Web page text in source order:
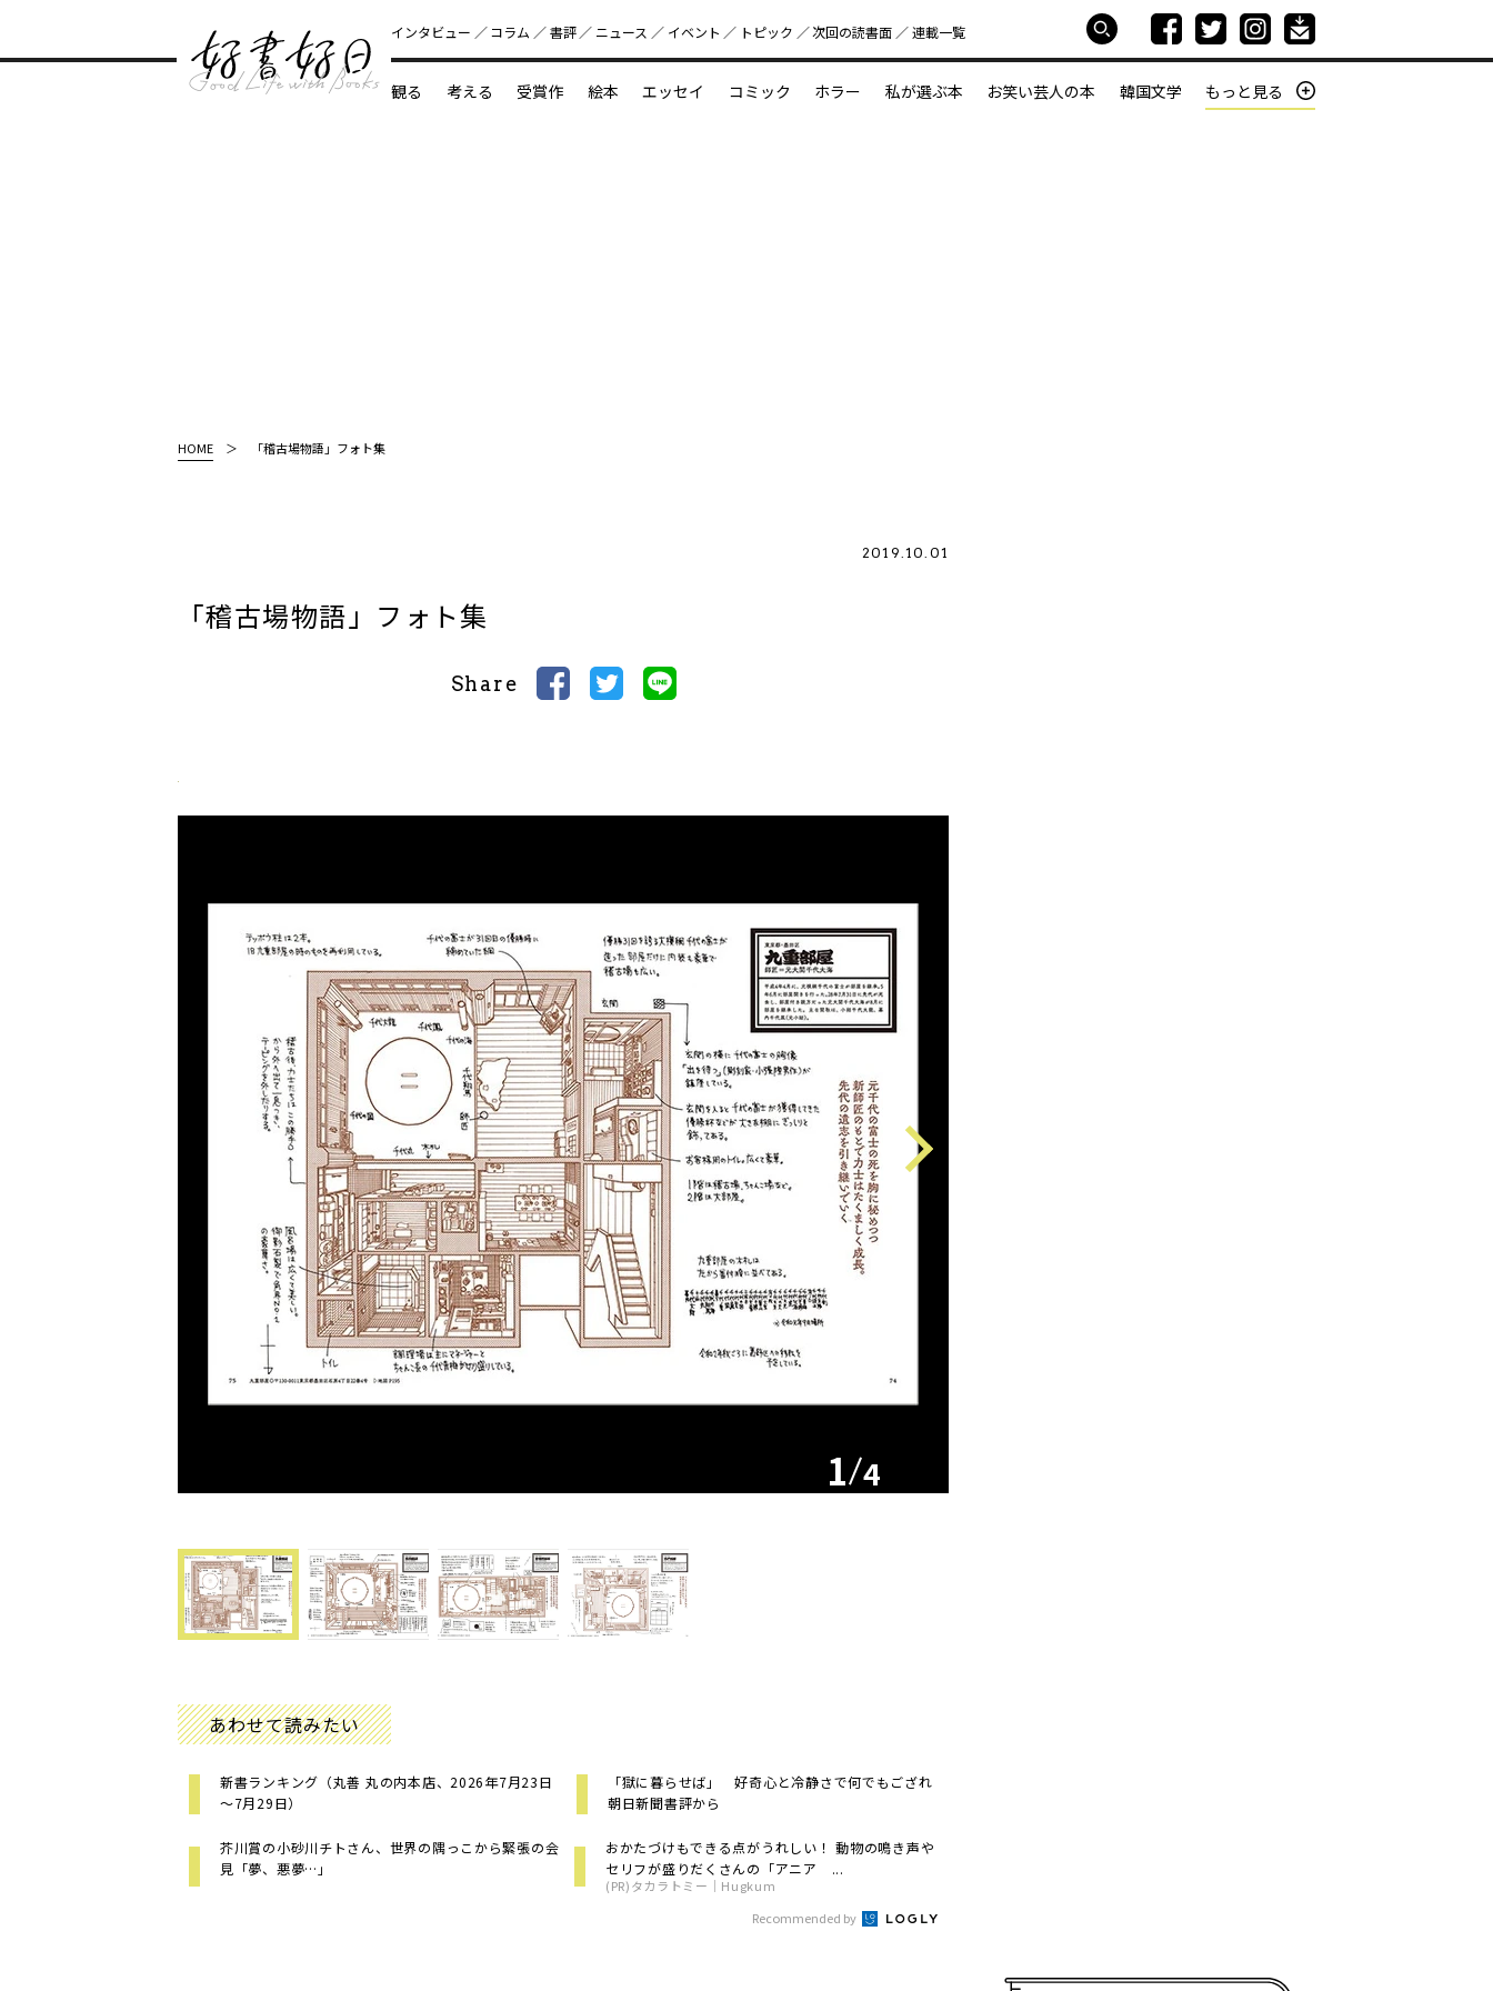
好書好日
インタビュー コラム 書評 ニュース イベント トピック 次回の読書⾯ 連載一覧
観る 考える 受賞作 絵本 エッセイ コミック ホラー 私が選ぶ本 お笑い芸人の本 韓国文学 もっと見る
HOME 「稽古場物語」フォト集
2019.10.01
「稽古場物語」フォト集
Share
Next
1 4
あわせて読みたい
新書ランキング（丸善 丸の内本店、2026年7月23日
～7月29日）
「獄に暮らせば」 好奇心と冷静さで何でもござれ
朝日新聞書評から
芥川賞の小砂川チトさん、世界の隅っこから緊張の会
見「夢、悪夢…」
おかたづけもできる点がうれしい！ 動物の鳴き声や
セリフが盛りだくさんの「アニア ...
(PR)タカラトミー｜Hugkum
Recommended by